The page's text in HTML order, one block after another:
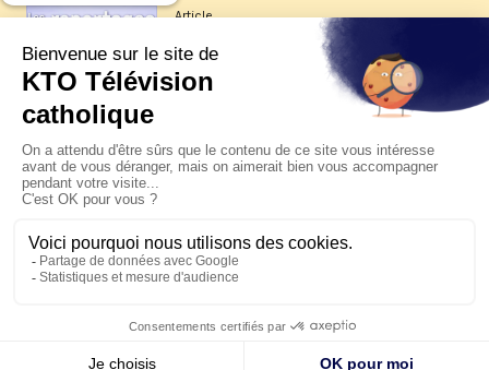
Article
Les reportages d'été 2026 de KTO
La visite pastorale du pape Léon
XIV à Assise à suivre sur KTO le
jeudi 6 août
Le pape en Uruguay, Argentine et
Pérou du 6 au 17 novembre 2026